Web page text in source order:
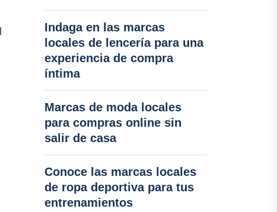
Indaga en las marcas
locales de lencería para una
experiencia de compra
íntima
Marcas de moda locales
para compras online sin
salir de casa
Conoce las marcas locales
de ropa deportiva para tus
entrenamientos